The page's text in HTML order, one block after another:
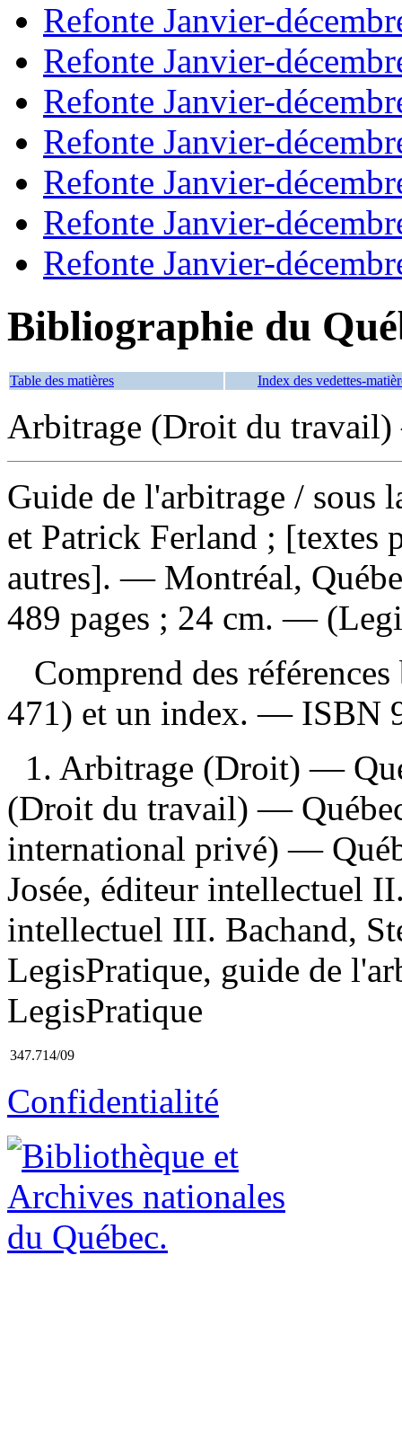
Refonte Janvier-
Refonte Janvier-
Refonte Janvier-
Refonte Janvier-
Refonte Janvier-
Refonte Janvier-
Refonte Janvier-
Bibliographie du
Table des matières Index des vedettes-
Arbitrage (Droit du
Guide de l'arbitrage / sous
et Patrick Ferland ; [textes
autres]. — Montréal,
489 pages ; 24 cm. —
Comprend des
471) et un index. — ISBN
1. Arbitrage (Droit) —
(Droit du travail) —
international privé) —
Josée, éditeur intellectuel
intellectuel III. Bachand,
LegisPratique, guide de
LegisPratique
347.714/09
Confidentialité